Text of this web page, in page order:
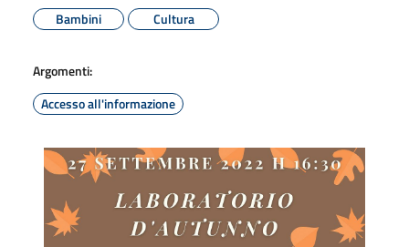
Bambini
Cultura
Argomenti:
Accesso all'informazione